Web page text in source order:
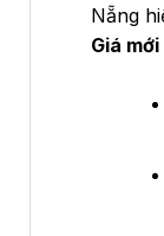
Nẵng
Giá